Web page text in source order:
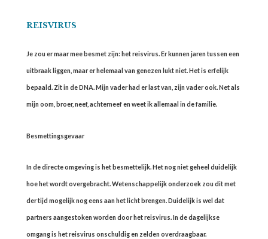
REISVIRUS
Je zou er maar mee besmet zijn: het reisvirus. Er kunnen jaren tussen een
uitbraak liggen, maar er helemaal van genezen lukt niet. Het is erfelijk
bepaald. Zit in de DNA. Mijn vader had er last van, zijn vader ook. Net als
mijn oom, broer, neef, achterneef en weet ik allemaal in de familie.
Besmettingsgevaar
In de directe omgeving is het besmettelijk. Het nog niet geheel duidelijk
hoe het wordt overgebracht. Wetenschappelijk onderzoek zou dit met
der tijd mogelijk nog eens aan het licht brengen. Duidelijk is wel dat
partners aangestoken worden door het reisvirus. In de dagelijkse
omgang is het reisvirus onschuldig en zelden overdraagbaar.